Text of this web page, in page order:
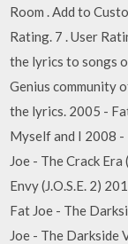
Room . Add to
Rating. 7 . User
the lyrics to songs
Genius community
the lyrics. 2005 -
Myself and I 2008 -
Joe - The Crack
Envy (J.O.S.E. 2)
Fat Joe - The
Joe - The Darkside